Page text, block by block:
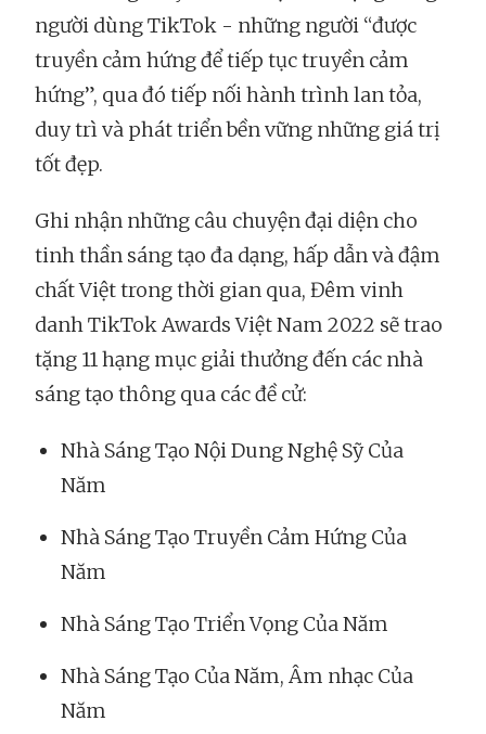
người dùng TikTok - những người “được
truyền cảm hứng để tiếp tục truyền cảm
hứng”, qua đó tiếp nối hành trình lan tỏa,
duy trì và phát triển bền vững những giá trị
tốt đẹp.
Ghi nhận những câu chuyện đại diện cho
tinh thần sáng tạo đa dạng, hấp dẫn và đậm
chất Việt trong thời gian qua, Đêm vinh
danh TikTok Awards Việt Nam 2022 sẽ trao
tặng 11 hạng mục giải thưởng đến các nhà
sáng tạo thông qua các đề cử:
Nhà Sáng Tạo Nội Dung Nghệ Sỹ Của
Năm
Nhà Sáng Tạo Truyền Cảm Hứng Của
Năm
Nhà Sáng Tạo Triển Vọng Của Năm
Nhà Sáng Tạo Của Năm, Âm nhạc Của
Năm